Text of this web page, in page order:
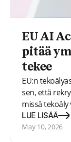
EU AI
pitää
tekee
EU:n
sen, että
missä
inhimilliseen
LUE LISÄÄ
May 10, 2026